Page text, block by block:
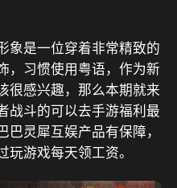
象是一位穿着非常精致的
，习惯使用粤语，作为新
很感兴趣，那么本期就来
战斗的可以去手游福利最
巴灵犀互娱产品有保障 ，
玩游戏每天领工资。